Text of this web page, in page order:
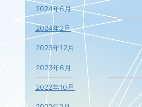
2024年6月
2024年2月
2023年12月
2023年6月
2022年10月